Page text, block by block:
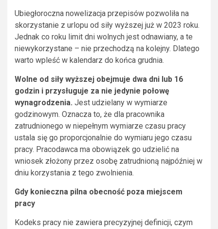
Ubiegłoroczna nowelizacja przepisów pozwoliła na
skorzystanie z urlopu od siły wyższej już w 2023 roku.
Jednak co roku limit dni wolnych jest odnawiany, a te
niewykorzystane – nie przechodzą na kolejny. Dlatego
warto wpleść w kalendarz do końca grudnia.
Wolne od siły wyższej obejmuje dwa dni lub 16
godzin i przysługuje za nie jedynie połowę
wynagrodzenia. Jest udzielany w wymiarze
godzinowym. Oznacza to, że dla pracownika
zatrudnionego w niepełnym wymiarze czasu pracy
ustala się go proporcjonalnie do wymiaru jego czasu
pracy. Pracodawca ma obowiązek go udzielić na
wniosek złożony przez osobę zatrudnioną najpóźniej w
dniu korzystania z tego zwolnienia.
Gdy konieczna pilna obecność poza miejscem
pracy
Kodeks pracy nie zawiera precyzyjnej definicji, czym